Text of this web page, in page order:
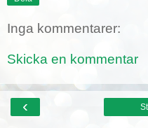
Inga kommentarer:
Skicka en kommentar
‹